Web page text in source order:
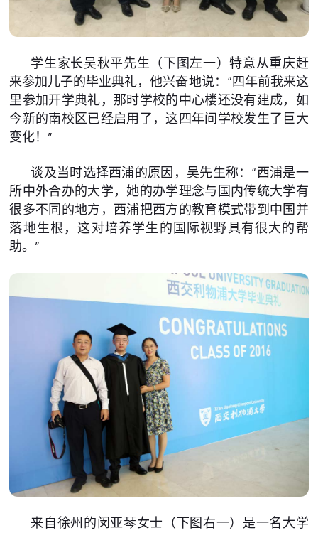
学生家长吴秋平先生（下图左一）特意从重庆赶
来参加儿子的毕业典礼，他兴奋地说：“四年前我来这
里参加开学典礼，那时学校的中心楼还没有建成，如
今新的南校区已经启用了，这四年间学校发生了巨大
变化！”
谈及当时选择西浦的原因，吴先生称：“西浦是一
所中外合办的大学，她的办学理念与国内传统大学有
很多不同的地方，西浦把西方的教育模式带到中国并
落地生根，这对培养学生的国际视野具有很大的帮
助。”
来自徐州的闵亚琴女士（下图右一）是一名大学